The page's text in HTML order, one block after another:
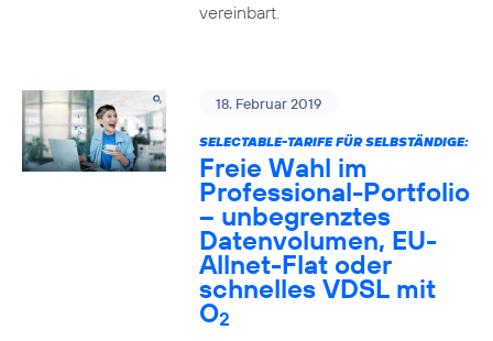
vereinbart.
18. Februar 2019
SELECTABLE-TARIFE FÜR SELBSTÄNDIGE:
Freie Wahl im
Professional-Portfolio
– unbegrenztes
Datenvolumen, EU-
Allnet-Flat oder
schnelles VDSL mit
O2